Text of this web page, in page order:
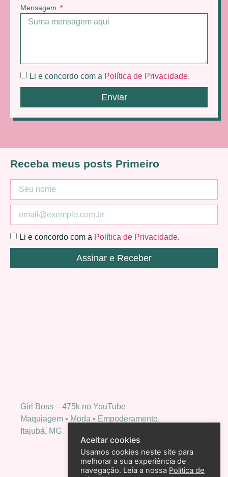
Mensagem
Li e concordo com a Política de Privacidade.
Enviar
Girl Boss – 475k no YouTube
Maquiagem • Moda • Empoderamento.
Itajubá, MG
Receba meus posts Primeiro
Li e concordo com a Política de Privacidade.
Assinar e Receber
Aceitar cookies
Usamos cookies neste site para
melhorar a sua experiência de
navegação. Leia a nossa Política de